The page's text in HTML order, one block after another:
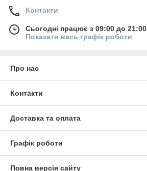
Контакти
Сьогодні працює з 09:00 до 21:00
Показати весь графік роботи
Про нас
Контакти
Доставка та оплата
Графік роботи
Повна версія сайту